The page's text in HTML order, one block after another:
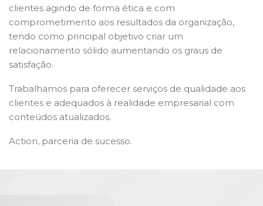
clientes agindo de forma ética e com
comprometimento aos resultados da organização,
tendo como principal objetivo criar um
relacionamento sólido aumentando os graus de
satisfação.
Trabalhamos para oferecer serviços de qualidade aos
clientes e adequados à realidade empresarial com
conteúdos atualizados.
Action, parceria de sucesso.